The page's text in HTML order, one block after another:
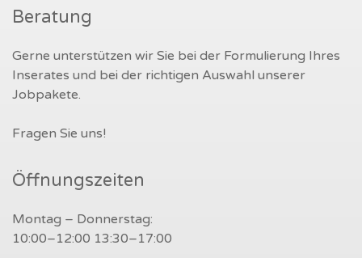
Beratung
Gerne unterstützen wir Sie bei der Formulierung Ihres
Inserates und bei der richtigen Auswahl unserer
Jobpakete.
Fragen Sie uns!
Öffnungszeiten
Montag – Donnerstag:
10:00–12:00 13:30–17:00